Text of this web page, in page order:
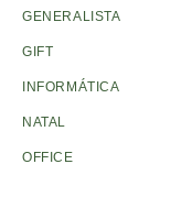
GENERALISTA
GIFT
INFORMÁTICA
NATAL
OFFICE